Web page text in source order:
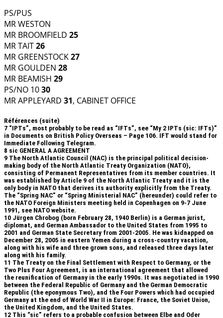
PS/PUS
MR WESTON
MR BROOMFIELD 25
MR TAIT26
MR GREENSTOCK27
MR GOULDEN 28
MR BEAMISH 29
PS/NO 1030
MR APPLEYARD 31, CABINET OFFICE
Références (suite)
7 “IPTs”, most probably to be read as “IFTs”, see “My 2 IPTs (sic: IFTs)”
in Documents on British Policy Overseas – Page 106. IFT would stand for
Immediate Following Telegram.
8 sic GENERAL A AGREEMENT
9 The North Atlantic Council (NAC) is the principal political decision-
making body of the North Atlantic Treaty Organization (NATO),
consisting of Permanent Representatives from its member countries. It
was established by Article 9 of the North Atlantic Treaty and it is the
only body in NATO that derives its authority explicitly from the Treaty.
The “Spring NAC” or “Spring Ministerial NAC” (hereunder) could refer to
the NATO Foreign Ministers meeting held in Copenhagen on 9-7 June
1991, see NATO website.
10 Jürgen Chrobog (born February 28, 1940 Berlin) is a German jurist,
diplomat, and German Ambassador to the United States from 1995 to
2001 and German State Secretary from 2001-2005. He was kidnapped on
December 28, 2005 in eastern Yemen during a cross-country vacation,
along with his wife and three grown sons, and released three days later
along with his family.
11 The Treaty on the Final Settlement with Respect to Germany, or the
Two Plus Four Agreement, is an international agreement that allowed
the reunification of Germany in the early 1990s. It was negotiated in 1990
between the Federal Republic of Germany and the German Democratic
Republic (the eponymous Two), and the Four Powers which had occupied
Germany at the end of World War II in Europe: France, the Soviet Union,
the United Kingdom, and the United States.
12 This “sic” refers to a probable confusion between Elbe and Oder